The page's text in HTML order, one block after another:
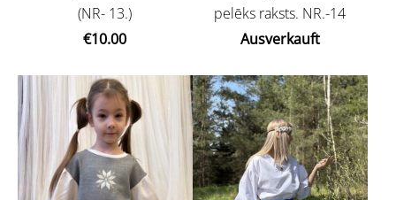
(NR- 13.)
€10.00
pelēks raksts. NR.-14
Ausverkauft